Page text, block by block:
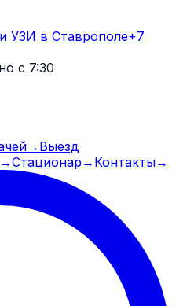
УЗИ в Ставрополе+7
с 7:30
→ Выезд
→Стационар → Контакты→